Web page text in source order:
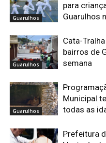
Guarulhos
para
Guarulhos
Guarulhos
Cata-
bairros de
semana
Guarulhos
Municipal
todas as
Prefeitura